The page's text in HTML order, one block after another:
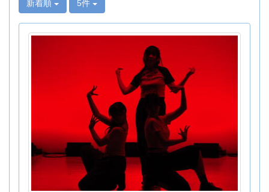
新着順 5件